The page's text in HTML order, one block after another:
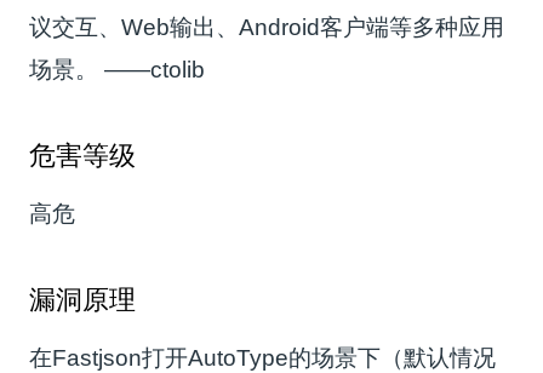
议交互、Web输出、Android客户端等多种应用
场景。 ——ctolib
危害等级
高危
漏洞原理
在Fastjson打开AutoType的场景下（默认情况